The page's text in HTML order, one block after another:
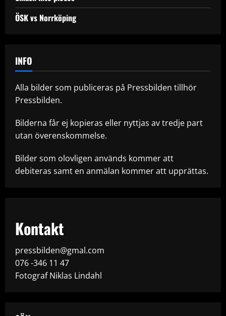
o
ÖSK vs Norrköping
INFO
Alla bilder som publiceras på Pressbilden tillhör
Pressbilden.
Bilderna får ej kopieras eller nyttjas av tredje part
utan överenskommelse.
Bilder som olovligen används kommer att
debiteras samt en anmälan kommer att upprättas.
Kontakt
pressbilden@gmal.com
076 -346 11 47
Fotograf Niklas Lindahl